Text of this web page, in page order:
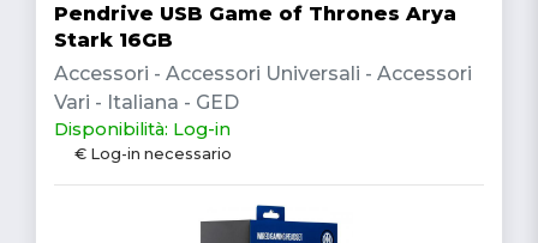
Pendrive USB Game of Thrones Arya
Stark 16GB
Accessori - Accessori Universali - Accessori
Vari - Italiana - GED
Disponibilità: Log-in
€ Log-in necessario